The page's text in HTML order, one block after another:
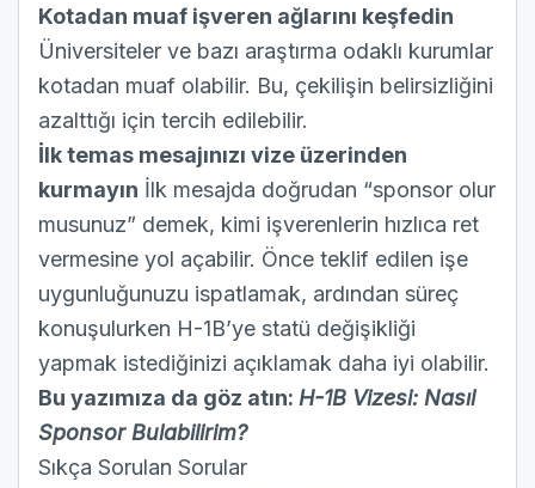
Kotadan muaf işveren ağlarını keşfedin
Üniversiteler ve bazı araştırma odaklı kurumlar
kotadan muaf olabilir. Bu, çekilişin belirsizliğini
azalttığı için tercih edilebilir.
İlk temas mesajınızı vize üzerinden
kurmayın İlk mesajda doğrudan “sponsor olur
musunuz” demek, kimi işverenlerin hızlıca ret
vermesine yol açabilir. Önce teklif edilen işe
uygunluğunuzu ispatlamak, ardından süreç
konuşulurken H-1B’ye statü değişikliği
yapmak istediğinizi açıklamak daha iyi olabilir.
Bu yazımıza da göz atın: H-1B Vizesi: Nasıl
Sponsor Bulabilirim?
Sıkça Sorulan Sorular